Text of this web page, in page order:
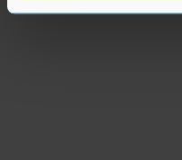
U kunt uw toestemming